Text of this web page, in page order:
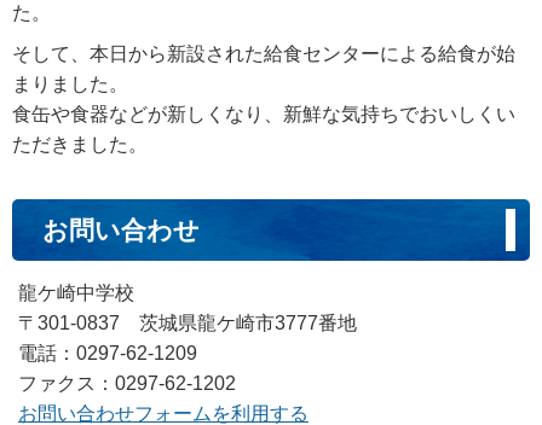
た。
そして、本日から新設された給食センターによる給食が始
まりました。
食缶や食器などが新しくなり、新鮮な気持ちでおいしくい
ただきました。
お問い合わせ
龍ケ崎中学校
〒301-0837 茨城県龍ケ崎市3777番地
電話：0297-62-1209
ファクス：0297-62-1202
お問い合わせフォームを利用する